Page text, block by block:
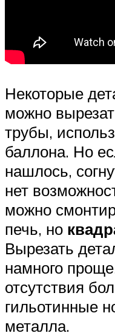
Некоторые
можно
трубы,
баллона. Но
нашлось,
нет
можно
печь, но
Вырезать
намного
отсутствия
гильотинные
металла.